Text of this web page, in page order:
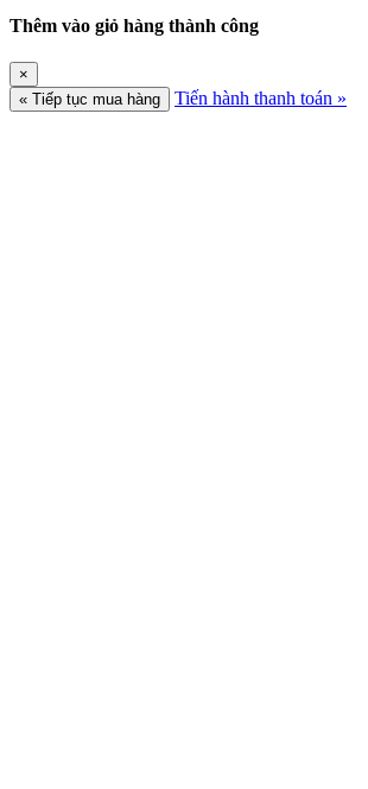
Thêm vào giỏ hàng thành công
×
« Tiếp tục mua hàng
Tiến hành thanh toán »